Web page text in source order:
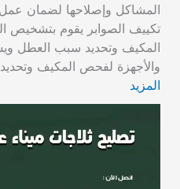
المشاكل وإصلاحها لضمان
تكييف الصوابر يقوم بتشخيص
المكيف وتحديد سبب العطل
والأجهزة لفحص المكيف
المزيد